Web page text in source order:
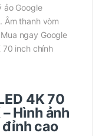
ảo Google
Âm thanh vòm
ngay Google
70 inch chính
4K 70
Hình ảnh
cao